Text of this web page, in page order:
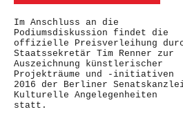
Im Anschluss an die
Podiumsdiskussion findet die
offizielle Preisverleihung
Staatssekretär Tim Renner zur
Auszeichnung künstlerischer
Projekträume und -initiativen
2016 der Berliner
Kulturelle Angelegenheiten
statt.